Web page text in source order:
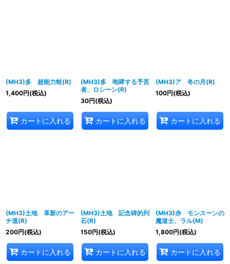
(MH3)多 超能力蛙(R)
1,400円(税込)
カートに入れる
(MH3)多 咆哮する予言
者、ロシーン(R)
30円(税込)
カートに入れる
(MH3)ア 冬の月(R)
100円(税込)
カートに入れる
(MH3)土地 革新のアー
チ道(R)
200円(税込)
カートに入れる
(MH3)土地 記念碑的列
石(R)
150円(税込)
カートに入れる
(MH3)赤 モンスーンの
魔道士、ラル(M)
1,800円(税込)
カートに入れる